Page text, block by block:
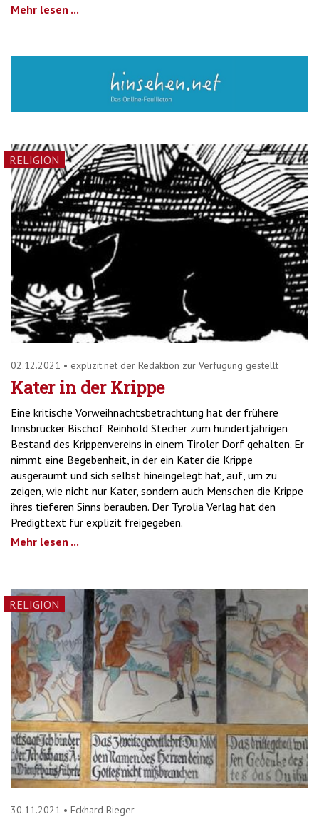
Mehr lesen ...
RELIGION
02.12.2021 • explizit.net der Redaktion zur Verfügung gestellt
Kater in der Krippe
Eine kritische Vorweihnachtsbetrachtung hat der frühere
Innsbrucker Bischof Reinhold Stecher zum hundertjährigen
Bestand des Krippenvereins in einem Tiroler Dorf gehalten. Er
nimmt eine Begebenheit, in der ein Kater die Krippe
ausgeräumt und sich selbst hineingelegt hat, auf, um zu
zeigen, wie nicht nur Kater, sondern auch Menschen die Krippe
ihres tieferen Sinns berauben. Der Tyrolia Verlag hat den
Predigttext für explizit freigegeben.
Mehr lesen ...
RELIGION
30.11.2021 • Eckhard Bieger